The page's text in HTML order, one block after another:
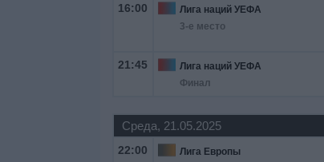
16:00
Лига наций УЕФА
3-е место
21:45
Лига наций УЕФА
Финал
Среда, 21.05.2025
22:00
Лига Европы